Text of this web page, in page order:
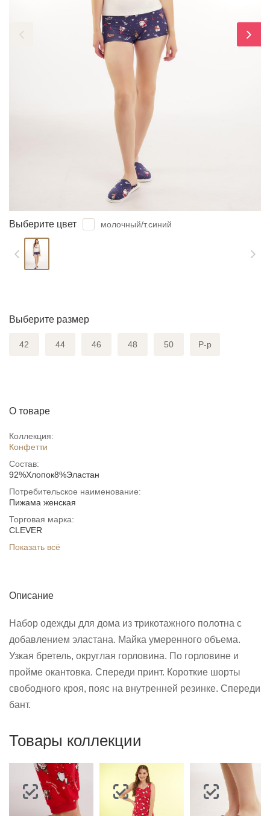
Выберите цвет молочный/т.синий
Выберите размер
42 44 46 48 50 Р-р
О товаре
Коллекция:
Конфетти
Состав:
92%Хлопок8%Эластан
Потребительское наименование:
Пижама женская
Торговая марка:
CLEVER
Показать всё
Описание
Набор одежды для дома из трикотажного полотна с
добавлением эластана. Майка умеренного объема.
Узкая бретель, округлая горловина. По горловине и
пройме окантовка. Спереди принт. Короткие шорты
свободного кроя, пояс на внутренней резинке. Спереди
бант.
Товары коллекции